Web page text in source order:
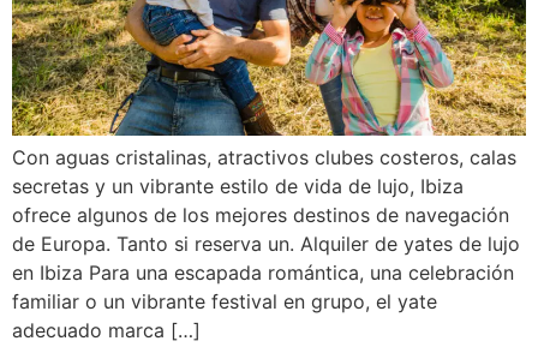
Con aguas cristalinas, atractivos clubes costeros, calas
secretas y un vibrante estilo de vida de lujo, Ibiza
ofrece algunos de los mejores destinos de navegación
de Europa. Tanto si reserva un. Alquiler de yates de lujo
en Ibiza Para una escapada romántica, una celebración
familiar o un vibrante festival en grupo, el yate
adecuado marca […]